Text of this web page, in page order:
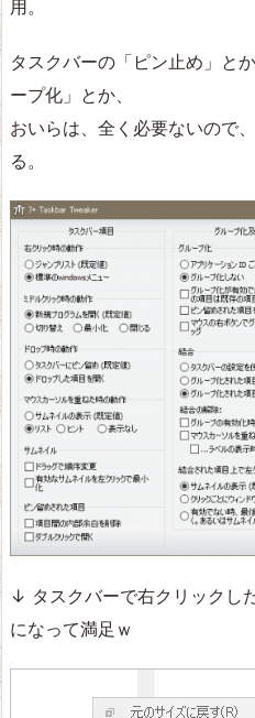
用。
タスクバーの「ピン止め」と
ープ化」とか、
おいらは、全く必要ないので
る。
↓ タスクバーで右クリックし
になって満足ｗ